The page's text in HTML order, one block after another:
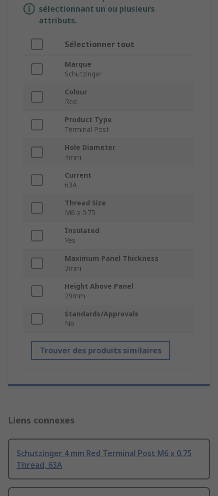
sélectionnant un ou plusieurs
attributs.
Sélectionner tout
Marque
Schutzinger
Colour
Red
Product Type
Terminal Post
Hole Diameter
4mm
Current
63A
Thread Size
M6 x 0.75
Insulated
Yes
Maximum Panel Thickness
3mm
Height Above Panel
29mm
Standards/Approvals
No
Trouver des produits similaires
Liens connexes
Schutzinger 4 mm Red Terminal Post M6 x 0.75
Thread, 63A